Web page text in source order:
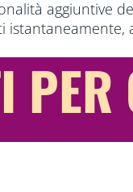
aggiuntive
istantaneamente,
PER